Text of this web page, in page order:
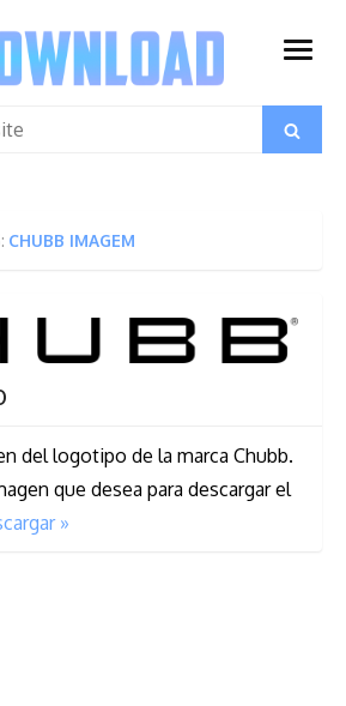
open
Search
CHUBB IMAGEM
del logotipo de la marca Chubb.
que desea para descargar el
»